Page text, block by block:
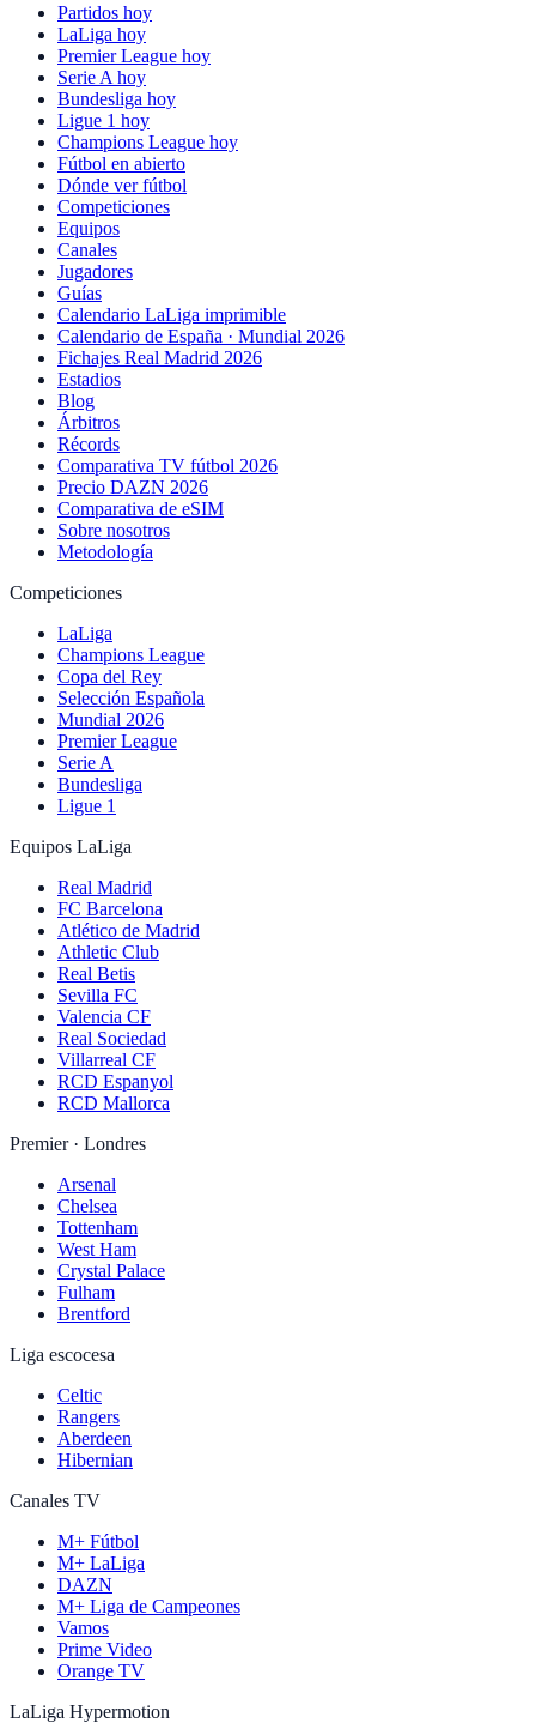
Partidos hoy
LaLiga hoy
Premier League hoy
Serie A hoy
Bundesliga hoy
Ligue 1 hoy
Champions League hoy
Fútbol en abierto
Dónde ver fútbol
Competiciones
Equipos
Canales
Jugadores
Guías
Calendario LaLiga imprimible
Calendario de España · Mundial 2026
Fichajes Real Madrid 2026
Estadios
Blog
Árbitros
Récords
Comparativa TV fútbol 2026
Precio DAZN 2026
Comparativa de eSIM
Sobre nosotros
Metodología
Competiciones
LaLiga
Champions League
Copa del Rey
Selección Española
Mundial 2026
Premier League
Serie A
Bundesliga
Ligue 1
Equipos LaLiga
Real Madrid
FC Barcelona
Atlético de Madrid
Athletic Club
Real Betis
Sevilla FC
Valencia CF
Real Sociedad
Villarreal CF
RCD Espanyol
RCD Mallorca
Premier · Londres
Arsenal
Chelsea
Tottenham
West Ham
Crystal Palace
Fulham
Brentford
Liga escocesa
Celtic
Rangers
Aberdeen
Hibernian
Canales TV
M+ Fútbol
M+ LaLiga
DAZN
M+ Liga de Campeones
Vamos
Prime Video
Orange TV
LaLiga Hypermotion